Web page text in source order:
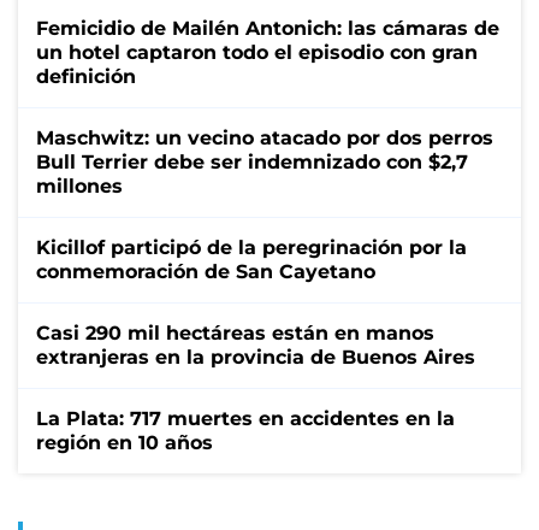
Femicidio de Mailén Antonich: las cámaras de
un hotel captaron todo el episodio con gran
definición
Maschwitz: un vecino atacado por dos perros
Bull Terrier debe ser indemnizado con $2,7
millones
Kicillof participó de la peregrinación por la
conmemoración de San Cayetano
Casi 290 mil hectáreas están en manos
extranjeras en la provincia de Buenos Aires
La Plata: 717 muertes en accidentes en la
región en 10 años